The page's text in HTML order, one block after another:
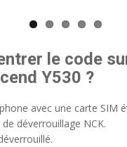
le code
Y530 ?
avec une carte SIM
déverrouillage NCK.